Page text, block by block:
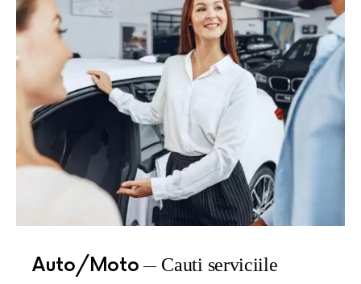
Auto/Moto Cauti serviciile